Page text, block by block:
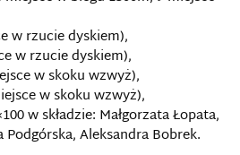
w rzucie dyskiem),
w rzucie dyskiem),
w skoku wzwyż),
w skoku wzwyż),
w składzie: Małgorzata Łopata,
Podgórska, Aleksandra Bobrek.